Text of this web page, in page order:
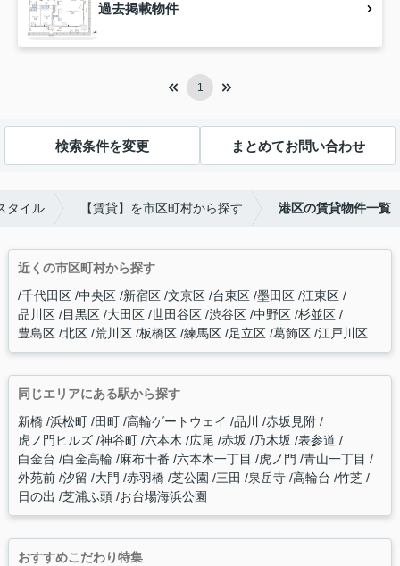
過去掲載物件
1
検索条件を変更 まとめてお問い合わせ
タイル 【賃貸】を市区町村から探す 港区の賃貸物件一覧
近くの市区町村から探す
千代田区 中央区 新宿区 文京区 台東区 墨田区 江東区
品川区 目黒区 大田区 世田谷区 渋谷区 中野区 杉並区
豊島区 北区 荒川区 板橋区 練馬区 足立区 葛飾区 江戸川区
同じエリアにある駅から探す
新橋 浜松町 田町 高輪ゲートウェイ 品川
赤坂見附
虎ノ門ヒルズ 神谷町 六本木 広尾 赤坂 乃木坂 表参道
白金台 白金高輪 麻布十番 六本木一丁目 虎ノ門
青山一丁目
外苑前 汐留 大門 赤羽橋 芝公園 三田 泉岳寺 高輪台 竹芝
日の出
芝浦ふ頭 お台場海浜公園
おすすめこだわり特集